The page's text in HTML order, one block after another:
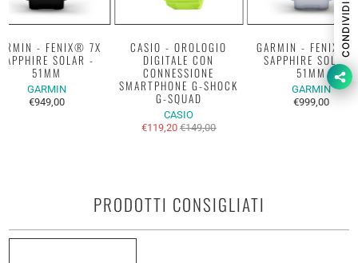
- FENIX® 7X
SAPPHIRE SOLAR -
51MM
GARMIN
€949,00
CASIO - OROLOGIO
DIGITALE CON
CONNESSIONE
SMARTPHONE G-SHOCK
G-SQUAD
CASIO
€119,20€149,00
GARMIN - FENIX®
SAPPHIRE SOLAR -
51MM
GARMIN
€999,00
PRODOTTI CONSIGLIATI
CONDIVIDI